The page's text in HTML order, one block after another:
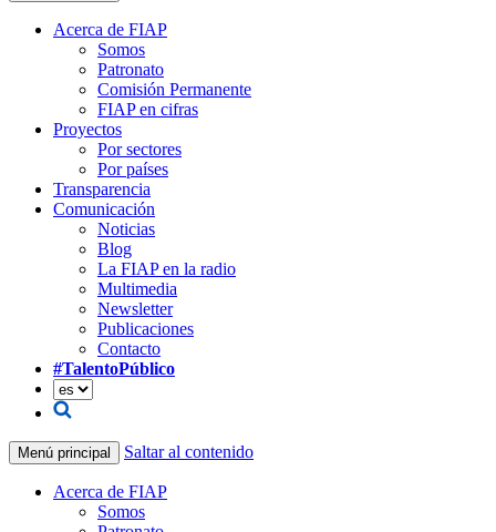
Acerca de FIAP
Somos
Patronato
Comisión Permanente
FIAP en cifras
Proyectos
Por sectores
Por países
Transparencia
Comunicación
Noticias
Blog
La FIAP en la radio
Multimedia
Newsletter
Publicaciones
Contacto
#TalentoPúblico
Menú principal Saltar al contenido
Acerca de FIAP
Somos